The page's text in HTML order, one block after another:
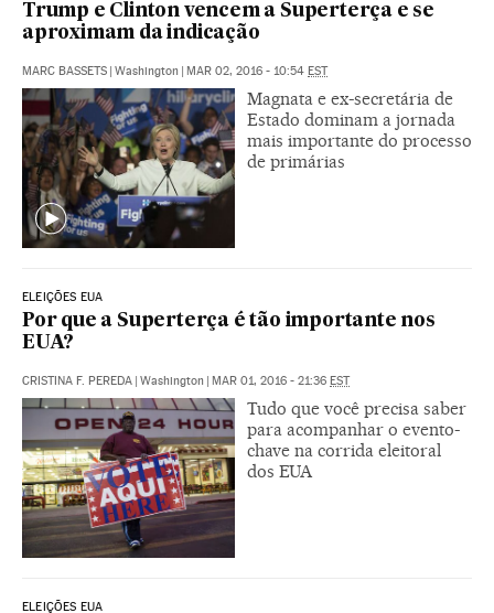
Trump e Clinton vencem a Superterça e se
aproximam da indicação
MARC BASSETS | Washington | MAR 02, 2016 - 10:54 EST
Magnata e ex-secretária de
Estado dominam a jornada
mais importante do processo
de primárias
ELEIÇÕES EUA
Por que a Superterça é tão importante nos
EUA?
CRISTINA F. PEREDA | Washington | MAR 01, 2016 - 21:36 EST
Tudo que você precisa saber
para acompanhar o evento-
chave na corrida eleitoral
dos EUA
ELEIÇÕES EUA